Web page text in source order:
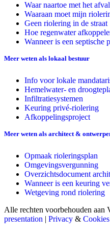
Waar naartoe met het
Waaraan moet mijn
Geen riolering in de straat
Hoe regenwater
Wanneer is een septische
Meer weten als lokaal bestuur
Info voor lokale
Hemelwater- en
Infiltratiesystemen
Keuring privé-riolering
Afkoppelingsproject
Meer weten als architect &
Opmaak rioleringsplan
Omgevingsvergunning
Overzichtsdocument
Wanneer is een keuring
Wetgeving rond riolering
Alle rechten voorbehouden
presentation | Privacy & Cookies